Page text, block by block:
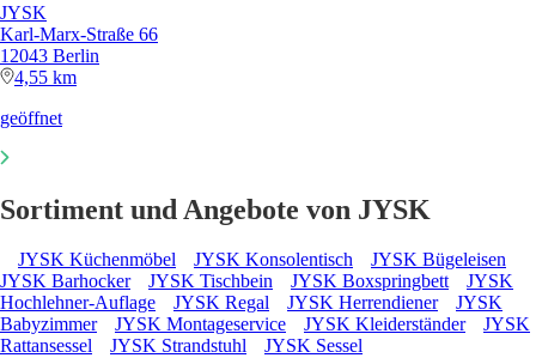
JYSK
Karl-Marx-Straße 66
12043 Berlin
4,55 km
geöffnet
Sortiment und Angebote von JYSK
JYSK Küchenmöbel JYSK Konsolentisch
JYSK Bügeleisen
JYSK Barhocker
JYSK Tischbein JYSK Boxspringbett
JYSK
Hochlehner-Auflage
JYSK Regal JYSK Herrendiener
JYSK
Babyzimmer
JYSK Montageservice JYSK Kleiderständer
JYSK
Rattansessel
JYSK Strandstuhl JYSK Sessel